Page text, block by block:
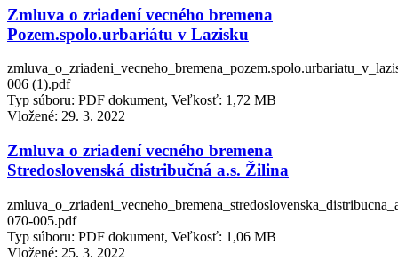
Zmluva o zriadení vecného bremena
Pozem.spolo.urbariátu v Lazisku
006 (1).pdf
Typ súboru: PDF dokument, Veľkosť: 1,72 MB
Vložené: 29. 3. 2022
Zmluva o zriadení vecného bremena
Stredoslovenská distribučná a.s. Žilina
070-005.pdf
Typ súboru: PDF dokument, Veľkosť: 1,06 MB
Vložené: 25. 3. 2022